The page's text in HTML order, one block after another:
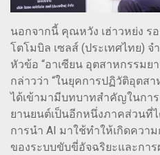
นอกจากนี้ คุณหวัง เฮ่าวหย่ง ร
โตโมบิล เซลส์ (ประเทศไทย) จ
หัวข้อ “อาเซียน อุตสาหกรรม
กล่าวว่า “ในยุคการปฏิวัติอุตส
ได้เข้ามามีบทบาทสำคัญในกา
ยานยนต์เป็นอีกหนึ่งภาคส่วนที่
การนำ AI มาใช้ทำให้เกิดควา
ของระบบขับขี่อัจฉริยะและกา